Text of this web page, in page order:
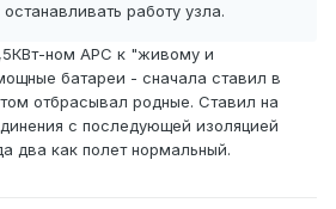
работу узла.
ном APC к "живому и
батареи - сначала ставил в
отбрасывал родные. Ставил на
с последующей изоляцией
два как полет нормальный.